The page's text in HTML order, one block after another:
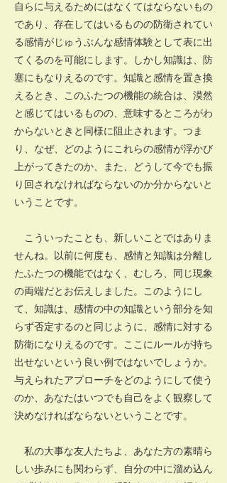
自らに与えるためにはなくてはならないもの
であり、存在してはいるものの防衛されてい
る感情がじゅうぶんな感情体験として表に出
てくるのを可能にします。しかし知識は、防
塞にもなりえるのです。知識と感情を置き換
えるとき、このふたつの機能の統合は、漠然
と感じてはいるものの、意味するところがわ
からないときと同様に阻止されます。つま
り、なぜ、どのようにこれらの感情が浮かび
上がってきたのか、また、どうして今でも振
り回されなければならないのか分からないと
いうことです。
こういったことも、新しいことではありま
せんね。以前に何度も、感情と知識は分離し
たふたつの機能ではなく、むしろ、同じ現象
の両端だとお伝えしました。このようにし
て、知識は、感情の中の知識という部分を知
らず否定するのと同じように、感情に対する
防衛になりえるのです。ここにルールが持ち
出せないという良い例ではないでしょうか。
与えられたアプローチをどのようにして使う
のか、あなたはいつでも自己をよく観察して
決めなければならないということです。
私の大事な友人たちよ、あなた方の素晴ら
しい歩みにも関わらず、自分の中に溜め込ん